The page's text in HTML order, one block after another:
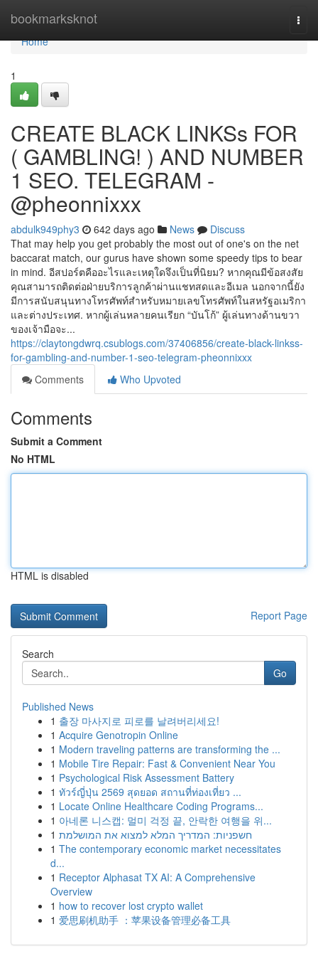
bookmarksknot
Home
Home
1
CREATE BLACK LINKSs FOR
( GAMBLING! ) AND NUMBER
1 SEO. TELEGRAM -
@pheonnixxx
abdulk949phy3 642 days ago News
Discuss
That may help you get probably the most out of one's on the net
baccarat match, our gurus have shown some speedy tips to bear
in mind. อีสปอร์ตคืออะไรและเหตุใดจึงเป็นที่นิยม? หากคุณมีข้อสงสัย
คุณสามารถติดต่อฝ่ายบริการลูกค้าผ่านแชทสดและอีเมล นอกจากนี้ยัง
มีการสนับสนุนทางโทรศัพท์สำหรับหมายเลขโทรศัพท์ในสหรัฐอเมริกา
และต่างประเทศ. หากผู้เล่นหลายคนเรียก “บันโก้” ผู้เล่นทางด้านขวา
ของเจ้ามือจะ...
https://claytongdwrq.csublogs.com/37406856/create-black-linkss-
for-gambling-and-number-1-seo-telegram-pheonnixxx
Comments
Who Upvoted
Comments
Submit a Comment
No HTML
HTML is disabled
Report Page
Search
Go
Published News
1 출장 마사지로 피로를 날려버리세요!
1 Acquire Genotropin Online
1 Modern traveling patterns are transforming the ...
1 Mobile Tire Repair: Fast & Convenient Near You
1 Psychological Risk Assessment Battery
1 ทัวร์ญี่ปุ่น 2569 สุดยอด สถานที่ท่องเที่ยว ...
1 Locate Online Healthcare Coding Programs...
1 아네론 니스캡: 멀미 걱정 끝, 안락한 여행을 위...
1 חשפניות: המדריך המלא למצוא את המושלמת
1 The contemporary economic market necessitates
d...
1 Receptor Alphasat TX AI: A Comprehensive
Overview
1 how to recover lost crypto wallet
1 爱思刷机助手 ：苹果设备管理必备工具